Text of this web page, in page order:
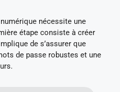
nécessite une
étape consiste à créer
de s’assurer que
de passe robustes et une